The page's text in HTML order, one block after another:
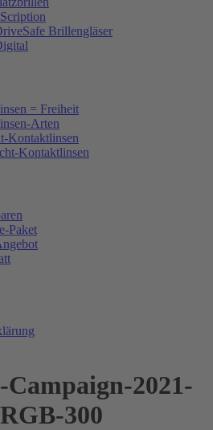
Brillengläser
= Freiheit
Arten
Kontaktlinsen
Kontaktlinsen
Paket
2021-
300